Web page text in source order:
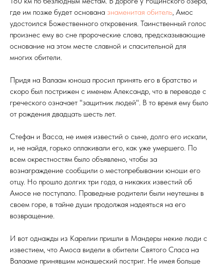
где им позже будет основана знаменитая обитель, Амос
удостоился Божественного откровения. Таинственный голос
произнес ему во сне пророческие слова, предсказывающие
основание на этом месте славной и спасительной для
многих обители.
Придя на Валаам юноша просил принять его в братство и
скоро был пострижен с именем Александр, что в переводе с
греческого означает "защитник людей". В то время ему было
от рождения двадцать шесть лет.
Стефан и Васса, не имея известий о сыне, долго его искали,
и, не найдя, горько оплакивали его, как уже умершего. По
всем окрестностям было объявлено, чтобы за
вознаграждение сообщили о местопребывании юноши его
отцу. Но прошло долгих три года, а никаких известий об
Амосе не поступало. Праведные родители были неутешны в
своем горе, в тайне души продолжая надеяться на его
возвращение.
И вот однажды из Карелии пришли в Мандеры некие люди с
известием, что Амоса видели в обители Святого Спаса на
Валааме принявшим монашеский постриг. Не имея больше